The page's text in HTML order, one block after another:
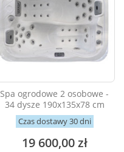
Spa ogrodowe 2 osobowe -
34 dysze 190x135x78 cm
Czas dostawy 30 dni
19 600,00 zł